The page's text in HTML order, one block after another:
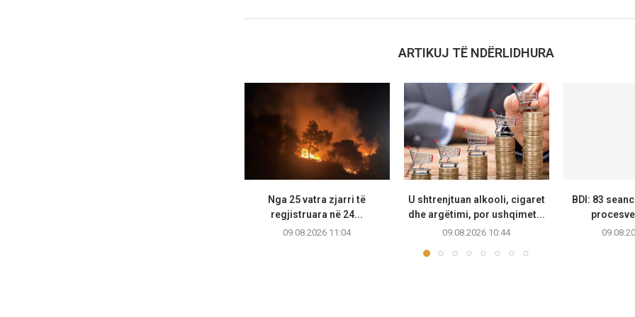
ARTIKUJ TË NDËRLIDHURA
Nga 25 vatra zjarri të
regjistruara në 24...
09.08.2026 11:04
U shtrenjtuan alkooli, cigaret
dhe argëtimi, por ushqimet...
09.08.2026 10:44
BDI: 83